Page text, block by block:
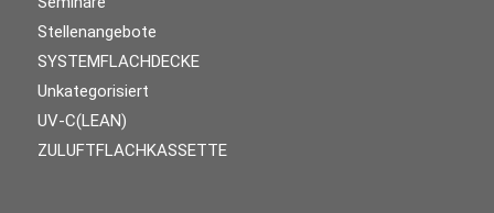
Stellenangebote
SYSTEMFLACHDECKE
Unkategorisiert
UV-C(LEAN)
ZULUFTFLACHKASSETTE